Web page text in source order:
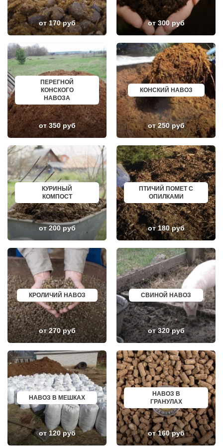
ЛОСИНО-ПЕТРОВСКИЙ
ЛОТОШИНО
ЛУКИНО
ЛУНЕВО
ЛЫТКАРИНО
ЛЬВОВСКИЙ
ЛЮБЕРЦЫ
ЛЮБУЧАНЫ
МАЛАХОВКА
МАЛИНО
МАМЫРИ
МАРФИНО
МЕНДЕЛЕЕВО
МЕШКОВО
МЕЩЕРИНО
МИХНЕВО
МОЖАЙСК
МОЛОДЕЖНЫЙ
МОЛОКОВО
МОНИНО
МОСКОВСКИЙ
МУХАНОВО
МЫТИЩИ
НАРО-ФОМИНСК
НАХАБИНО
НЕКРАСОВКА
НЕКРАСОВСКИЙ
НЕМЧИНОВКА
НОВИНКИ
НОВОБРАТЦЕВСКИЙ
НОВОИВАНОВСКОЕ
НОВОПЕТРОВСКОЕ
НОВОПОДРЕЗКОВО
НОВОСИНЬКОВО
НОГИНСК
ОБОЛЕНСК
ОБУХОВО
ОДИНЦОВО
ОЖЕРЕЛЬЕ
ОКТЯБРЬСКИЙ
ОПАЛИХА
ОРЕХОВО-ЗУЕВО
ОСТРОВЦЫ
ПАВЛОВСКАЯ СЛОБОДА
ПАВЛОВСКИЙ ПОСАД
ПЕНИНО
ПЕРВОМАЙСКОЕ
ПЕРЕСВЕТ
ПЕСКИ
ПИРОГОВСКИЙ
ПОВАРОВО
ПОДОЛЬСК
ГУСЕВ
КАНАШ
КУРГАНИНСК
ЩЕКИНО
СИМ
МАЛОЯРОСЛАВЕЦ
МАРИИНСК
МИНУСИНСК
ВЕРХНЯЯ ПЫШМА
РОССОШЬ
УСТЬ ЛАБИНСК
КОМСОМОЛЬСК
РЖЕВ
АЛЕКСЕЕВКА
ВЯЗЬМА
ИШИМ
ЗЕЛЕНОДОЛЬСК
ЛИВНЫ
БОБРОВ
ЛИСКИ
КУЗНЕЦК
БАЛАШОВ
ВЫШНИЙ ВОЛОЧЕК
БЕЛОЯРСКИЙ
ГУСЬ ХРУСТАЛЬНЫЙ
ИЗБЕРБАШ
НАЗРАНЬ
АБИНСК
ИСКИТИМ
СЫСЕРТЬ
КЫЗЫЛ
МИХАЙЛОВКА
АКСАЙ
ПЕРЕСЛАВЛЬ ЗАЛЕССКИЙ
ЖУКОВ
КУРЧАТОВ
УГЛИЧ
ШЕБЕКИНО
БЕЛОВО
СОКОЛ
ОЗЕРСК
ОКТЯБРЬСК
КИМРЫ
КОТЛАС
УСТЬ ИЛИМСК
ШАДРИНСК
ДАНКОВ
МИЧУРИНСК
ВЯЗНИКИ
ГОРОДЕЦ
САСОВО
СУХОЙ ЛОГ
от 170 руб от 300 руб
ПЕРЕГНОЙ
КОНСКОГО
НАВОЗА
от 350 руб
КОНСКИЙ НАВОЗ
от 250 руб
КУРИНЫЙ
КОМПОСТ
от 200 руб
ПТИЧИЙ ПОМЕТ С
ОПИЛКАМИ
от 180 руб
КРОЛИЧИЙ НАВОЗ
от 270 руб
СВИНОЙ НАВОЗ
от 320 руб
НАВОЗ В МЕШКАХ
от 120 руб
НАВОЗ В
ГРАНУЛАХ
от 160 руб